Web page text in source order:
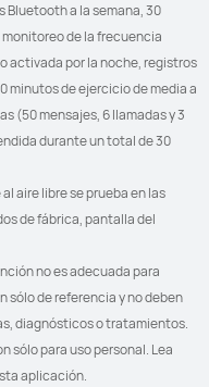
ECG: No compatible
de arritmias por ondas de
emocional: 12 tipos de
estados sutiles
sobre salud: calidad del
sueño, intensidad del
VFC: Todo el día y dormir
de mensajes
Respuesta a SMS*
Respuesta a mensajes de redes
sociales*
compatible con Android)
Bluetooth a la semana, 30
de la frecuencia
activada por la noche, registros
minutos de ejercicio de media a
(50 mensajes, 6 llamadas y 3
durante un total de 30
aire libre se prueba en las
de fábrica, pantalla del
no es adecuada para
sólo de referencia y no deben
diagnósticos o tratamientos.
sólo para uso personal. Lea
aplicación.